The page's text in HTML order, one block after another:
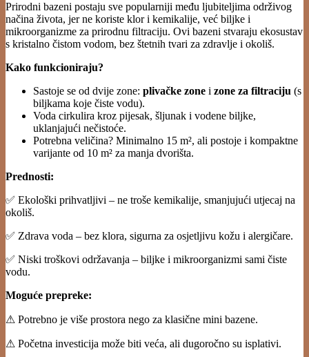
Prirodni bazeni postaju sve popularniji među ljubiteljima održivog
načina života, jer ne koriste klor i kemikalije, već biljke i
mikroorganizme za prirodnu filtraciju. Ovi bazeni stvaraju ekosustav
s kristalno čistom vodom, bez štetnih tvari za zdravlje i okoliš.
Kako funkcioniraju?
Sastoje se od dvije zone: plivačke zone i zone za filtraciju (s
biljkama koje čiste vodu).
Voda cirkulira kroz pijesak, šljunak i vodene biljke,
uklanjajući nečistoće.
Potrebna veličina? Minimalno 15 m², ali postoje i kompaktne
varijante od 10 m² za manja dvorišta.
Prednosti:
✅ Ekološki prihvatljivi – ne troše kemikalije, smanjujući utjecaj na
okoliš.
✅ Zdrava voda – bez klora, sigurna za osjetljivu kožu i alergičare.
✅ Niski troškovi održavanja – biljke i mikroorganizmi sami čiste
vodu.
Moguće prepreke:
⚠ Potrebno je više prostora nego za klasične mini bazene.
⚠ Početna investicija može biti veća, ali dugoročno su isplativi.